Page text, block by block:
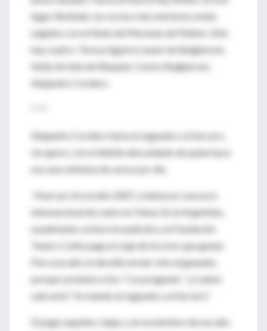
lugar ilimitado, los socios más extremos están
ungidos con el título de Mecenas de Platino. Sólo
hay cuatro: Teresa Aguirre Lanari de Bulgheroni,
Nelly Arrieta de Blaquier, Carlos Bulgheroni,
Alejandro Cordero.
Alejandro Cordero fuma el segundo o el tercero,
sin apuro, con el deleite descuidado de quien hace
eso una veintena de veces por día.
-Pasó así. Era el año 2007, y había un concurso
internacional de canto en Viena. En la Argentina,
usualmente, se hace la audición y la Fundación
Teatro Colón paga el viaje de los tres que ganan.
Pero ese año se decidió enviar sólo al ganador,
porque ya había crisis. Y yo pregunté: "¿Cuánto
sale esto? Yo mando al segundo y al tercero".
El pagó aquellos viajes y en noviembre de ese año